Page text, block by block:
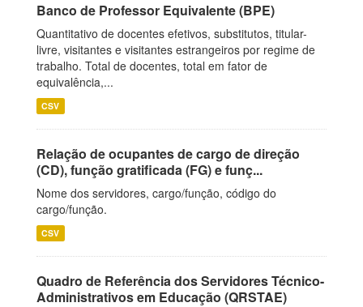
Banco de Professor Equivalente (BPE)
Quantitativo de docentes efetivos, substitutos, titular-
livre, visitantes e visitantes estrangeiros por regime de
trabalho. Total de docentes, total em fator de
equivalência,...
CSV
Relação de ocupantes de cargo de direção
(CD), função gratificada (FG) e funç...
Nome dos servidores, cargo/função, código do
cargo/função.
CSV
Quadro de Referência dos Servidores Técnico-
Administrativos em Educação (QRSTAE)